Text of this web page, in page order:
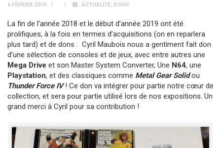
6 FÉVRIER 2019 ACTUALITÉ, DONS
La fin de l’année 2018 et le début d’année 2019 ont été
prolifiques, à la fois en termes d’acquisitions (on en reparlera
plus tard) et de dons : Cyril Maubois nous a gentiment fait don
d’une sélection de consoles et de jeux, avec entre autres une
Mega Drive et son Master System Converter, Une N64, une
Playstation, et des classiques comme Metal Gear Solidou
Thunder Force IV! Ce don va intégrer pour partie notre cœur de
collection, et sera pour partie utilisé lors de nos expositions. Un
grand merci à Cyril pour sa contribution !